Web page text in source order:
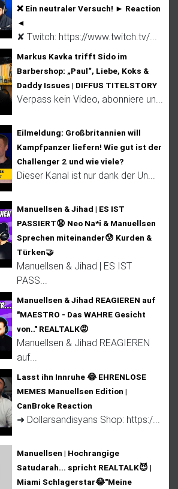
❌ Ein neutraler Versuch! ► Reaction
◄
✘ Twitch: https://www.twitch.tv/...
Markus Kavka trifft Sido im
Barbershop: „Paul“, Liebe, Koks &
Daddy Issues | DIFFUS TITELSTORY
Verpass kein Video, abonniere un...
Eilmeldung: Großbritannien will
Kampfpanzer liefern! Wie gut ist der
Challenger 2 und wie viele?
Dieser Kanal ist nur dank der Un...
Manuellsen & Jihad | ES IST
PASSIERT😧 Neo Na*i & Manuellsen
Sprechen miteinander😰 Kurden &
Türken🤝
Manuellsen & Jihad | ES IST
PASS...
Manuellsen & Jihad REAGIEREN auf
"MAESTRO - Das WAHRE Gesicht
von.." REALTALK😡
Manuellsen & Jihad REAGIEREN
auf...
Lasst ihn Innruhe 😂 EHRENLOSE
MEMES Manuellsen Edition |
CanBroke Reaction
➜ Dollarsandisyans Shop: https:/...
Manuellsen | Hochrangige
Satudarah... spricht REALTALK😈 |
Miami Schlagerstar😂"Meine